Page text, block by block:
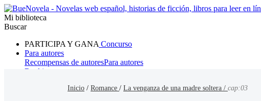
Mi biblioteca
Buscar
PARTICIPA Y GANA Concurso
Para autores
Recompensas de autoresPara autores
Ranking
Inicio / Romance / La venganza de una madre soltera / cap:03